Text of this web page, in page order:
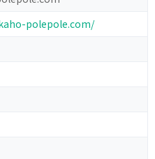
polepole.com/